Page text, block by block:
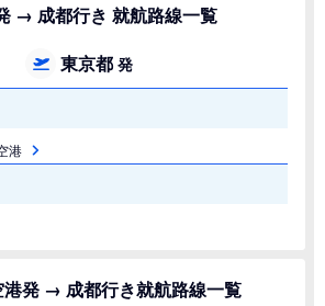
→ 成都行き 就航路線一覧
東京都 発
港
港発 → 成都行き就航路線一覧